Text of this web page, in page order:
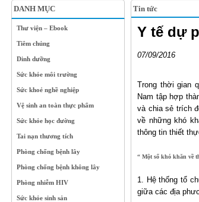
DANH MỤC
Thư viện – Ebook
Tiêm chủng
Dinh dưỡng
Sức khỏe môi trường
Sức khoẻ nghề nghiệp
Vệ sinh an toàn thực phẩm
Sức khỏe học đường
Tai nạn thương tích
Phòng chống bệnh lây
Phòng chống bệnh không lây
Phòng nhiễm HIV
Sức khỏe sinh sản
Tin tức
Y tế dự
07/09/2016
Trong thời gian
Nam tập hợp
và chia sẻ trích
về những khó
thông tin thiết
“ Một số khó khăn về
1. Hệ thống tổ
giữa các địa